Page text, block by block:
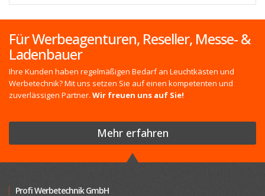
Für Werbeagenturen, Reseller, Messe- &
Ladenbauer
Ihre Kunden haben regelmäßigen Bedarf an Leuchtkästen und
Werbetechnik? Mit uns setzen Sie auf einen kompetenten und
zuverlässigen Partner. Wir freuen uns auf Sie!
Mehr erfahren
Profi Werbetechnik GmbH